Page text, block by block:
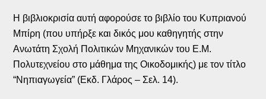
Η βιβλιοκρισία αυτή αφορούσε το βιβλίο του Κυπριανού
Μπίρη (που υπήρξε και δικός μου καθηγητής στην
Ανωτάτη Σχολή Πολιτικών Μηχανικών του Ε.Μ.
Πολυτεχνείου στο μάθημα της Οικοδομικής) με τον τίτλο
“Νηπιαγωγεία” (Εκδ. Γλάρος – Σελ. 14).